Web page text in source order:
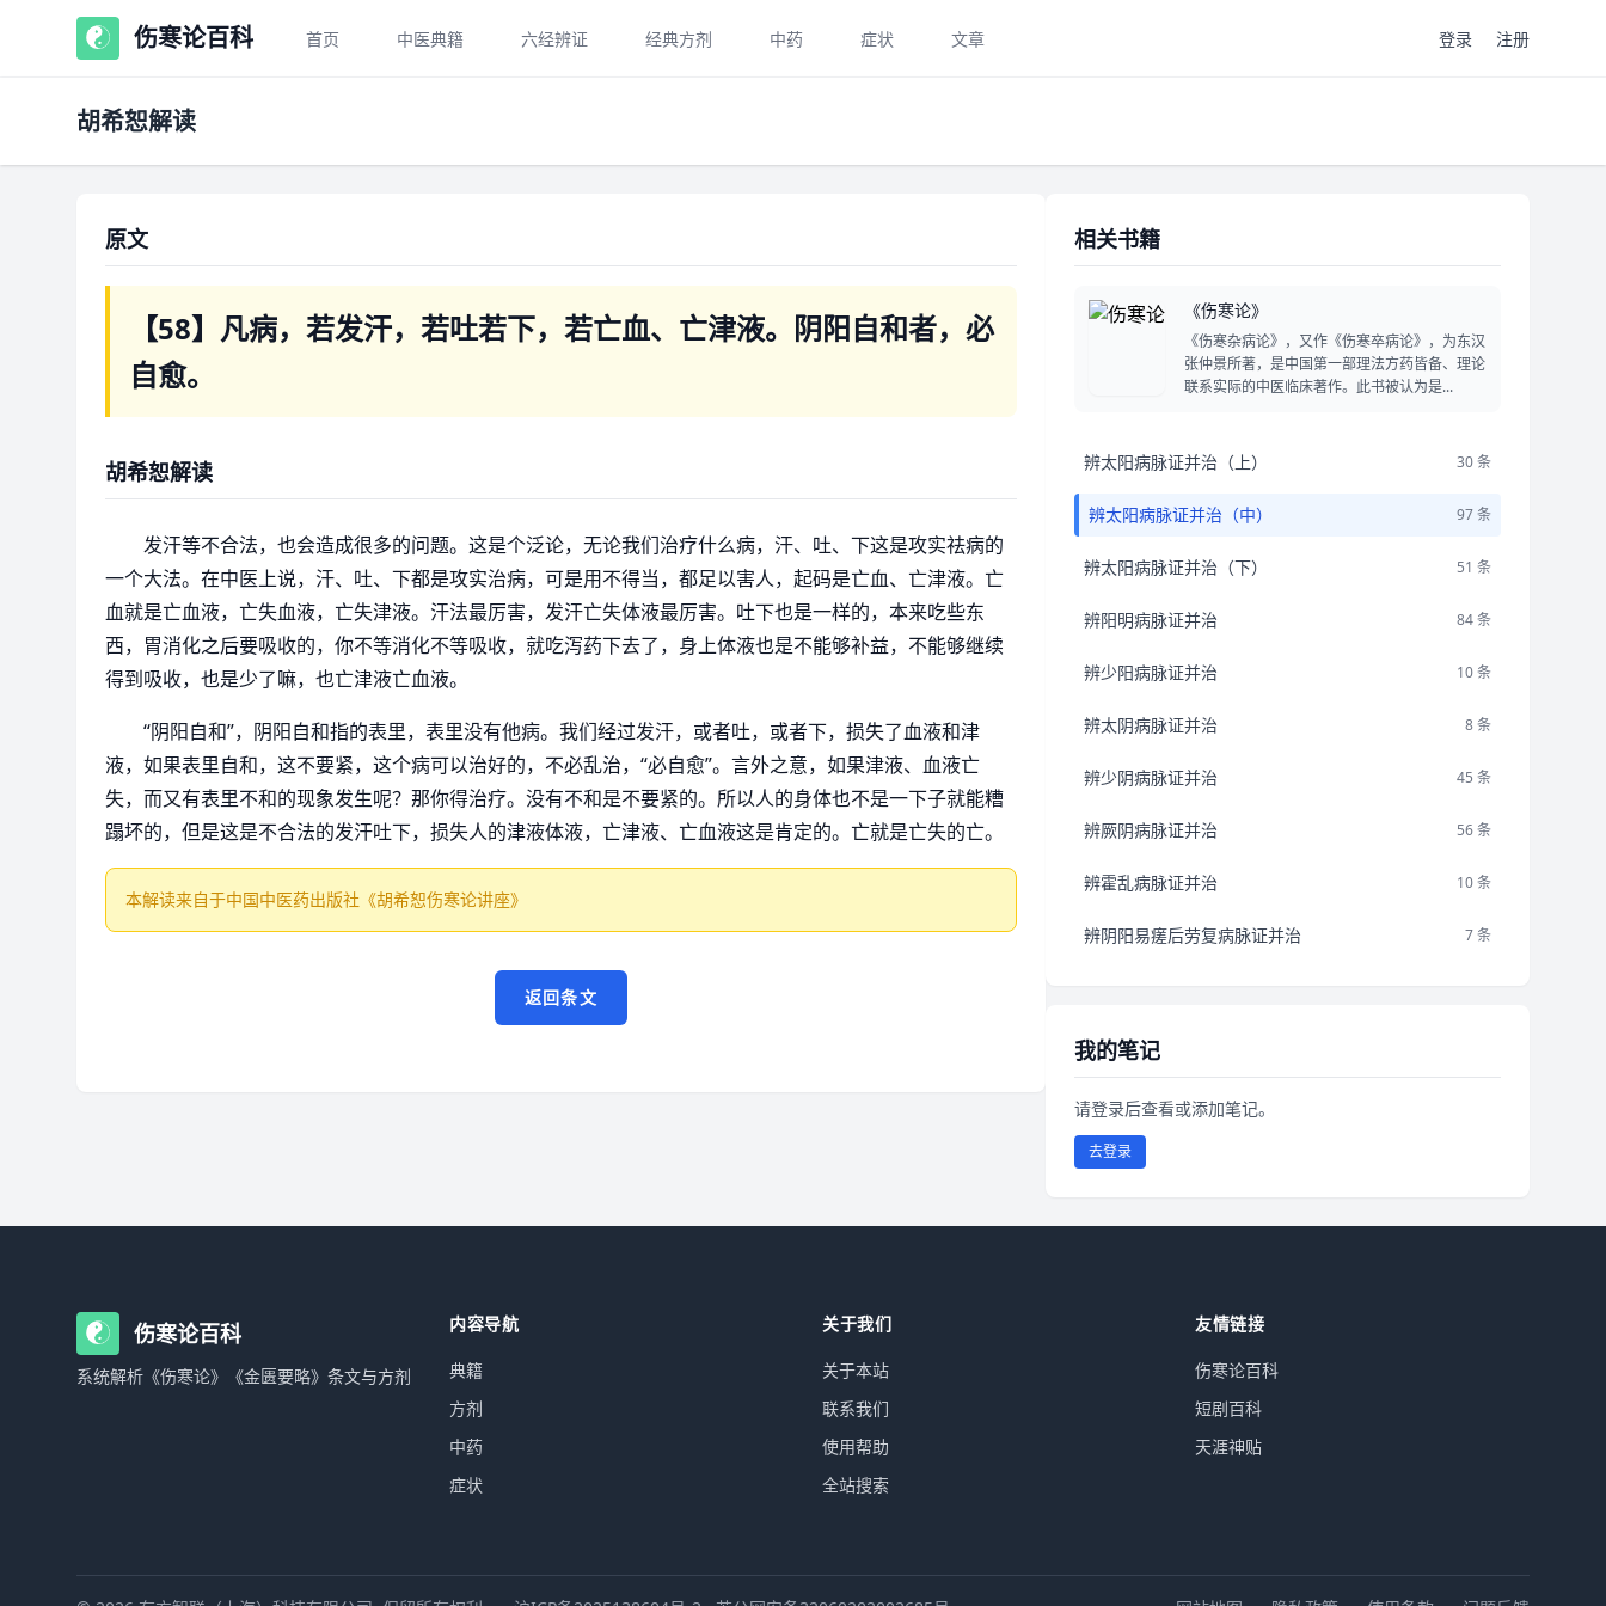
伤寒论百科 首页 中医典籍 六经辨证 经典方剂 中药 症状 文章 登录 注册
胡希恕解读
原文
【58】凡病，若发汗，若吐若下，若亡血、亡津液。阴阳自和者，必
自愈。
胡希恕解读
发汗等不合法，也会造成很多的问题。这是个泛论，无论我们治疗什么病，汗、吐、下这是攻实祛病的
一个大法。在中医上说，汗、吐、下都是攻实治病，可是用不得当，都足以害人，起码是亡血、亡津液。亡
血就是亡血液，亡失血液，亡失津液。汗法最厉害，发汗亡失体液最厉害。吐下也是一样的，本来吃些东
西，胃消化之后要吸收的，你不等消化不等吸收，就吃泻药下去了，身上体液也是不能够补益，不能够继续
得到吸收，也是少了嘛，也亡津液亡血液。
“阴阳自和”，阴阳自和指的表里，表里没有他病。我们经过发汗，或者吐，或者下，损失了血液和津
液，如果表里自和，这不要紧，这个病可以治好的，不必乱治，“必自愈”。言外之意，如果津液、血液亡
失，而又有表里不和的现象发生呢？那你得治疗。没有不和是不要紧的。所以人的身体也不是一下子就能糟
蹋坏的，但是这是不合法的发汗吐下，损失人的津液体液，亡津液、亡血液这是肯定的。亡就是亡失的亡。
本解读来自于中国中医药出版社《胡希恕伤寒论讲座》
返回条文
相关书籍
《伤寒论》
《伤寒杂病论》，又作《伤寒卒病论》，为东汉
张仲景所著，是中国第一部理法方药皆备、理论
联系实际的中医临床著作。此书被认为是...
辨太阳病脉证并治（上） 30 条
辨太阳病脉证并治（中） 97 条
辨太阳病脉证并治（下） 51 条
辨阳明病脉证并治 84 条
辨少阳病脉证并治 10 条
辨太阴病脉证并治 8 条
辨少阴病脉证并治 45 条
辨厥阴病脉证并治 56 条
辨霍乱病脉证并治 10 条
辨阴阳易瘥后劳复病脉证并治 7 条
我的笔记
请登录后查看或添加笔记。
去登录
伤寒论百科
系统解析《伤寒论》《金匮要略》条文与方剂
内容导航
典籍
方剂
中药
症状
关于我们
关于本站
联系我们
使用帮助
全站搜索
友情链接
伤寒论百科
短剧百科
天涯神贴